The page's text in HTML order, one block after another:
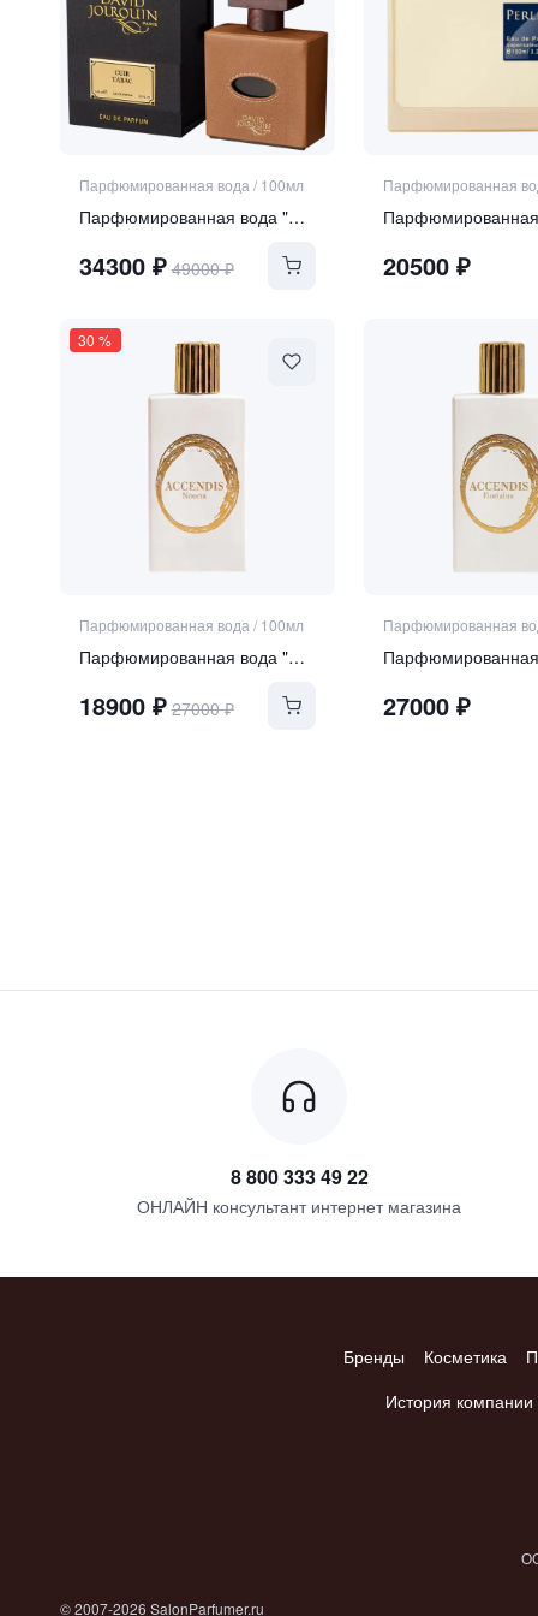
Парфюмированная вода / 100мл
Парфюмированная вода "Cuir Tabac"
34300₽ 49000₽
Парфюмированная
20500 ₽
30 %
Парфюмированная вода / 100мл
Парфюмированная вода "NOORIA"
18900₽ 27000₽
Парфюмированная
27000 ₽
8 800 333 49 22
ОНЛАЙН консультант интернет магазина
Бренды Косметика
История компании
© 2007-2026 SalonParfumer.ru